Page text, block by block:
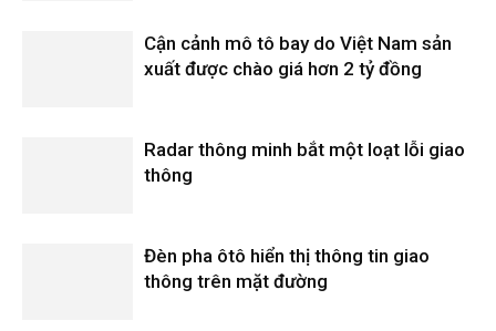
Cận cảnh mô tô bay do Việt Nam sản
xuất được chào giá hơn 2 tỷ đồng
Radar thông minh bắt một loạt lỗi giao
thông
Đèn pha ôtô hiển thị thông tin giao
thông trên mặt đường